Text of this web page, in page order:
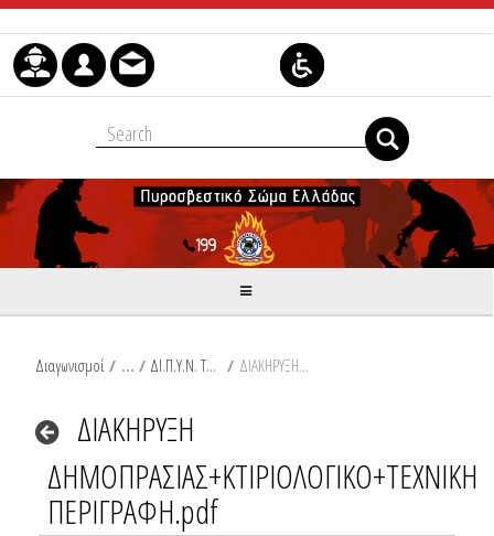
Skip to Content
Διαγωνισμοί / ΔΙ.Π.Υ.Ν. ΤΡΙΚΑΛΩΝ / ΔΙΑΚΗΡΥΞΗ ΔΗΜΟΠΡΑΣΙΑΣ+ΚΤΙΡΙΟΛΟΓΙΚΟ+ΤΕΧΝΙΚΗ ΠΕΡΙΓΡΑΦΗ.pdf
ΔΙΑΚΗΡΥΞΗ
ΔΗΜΟΠΡΑΣΙΑΣ+ΚΤΙΡΙΟΛΟΓΙΚΟ+ΤΕΧΝΙΚΗ
ΠΕΡΙΓΡΑΦΗ.pdf